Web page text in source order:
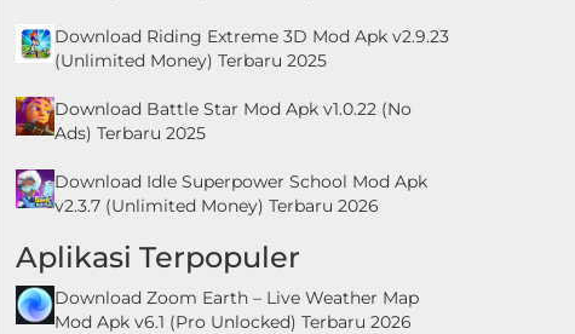
Download Riding Extreme 3D Mod Apk v2.9.23
(Unlimited Money) Terbaru 2025
Download Battle Star Mod Apk v1.0.22 (No
Ads) Terbaru 2025
Download Idle Superpower School Mod Apk
v2.3.7 (Unlimited Money) Terbaru 2026
Aplikasi Terpopuler
Download Zoom Earth – Live Weather Map
Mod Apk v6.1 (Pro Unlocked) Terbaru 2026